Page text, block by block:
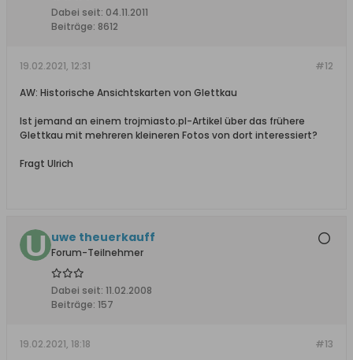
Dabei seit: 04.11.2011
Beiträge: 8612
#12
19.02.2021, 12:31
AW: Historische Ansichtskarten von Glettkau
Ist jemand an einem trojmiasto.pl-Artikel über das frühere
Glettkau mit mehreren kleineren Fotos von dort interessiert?
Fragt Ulrich
uwe theuerkauff
Forum-Teilnehmer
Dabei seit: 11.02.2008
Beiträge: 157
#13
19.02.2021, 18:18